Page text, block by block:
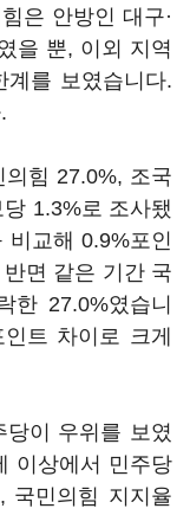
은 안방인 대구·
을 뿐, 이외 지역
를 보였습니다.
힘 27.0%, 조국
1.3%로 조사됐
교해 0.9%포인
면 같은 기간 국
한 27.0%였습니
트 차이로 크게
이 우위를 보였
이상에서 민주당
국민의힘 지지율